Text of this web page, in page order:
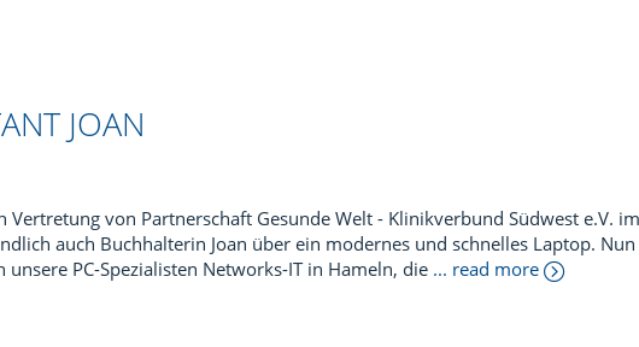
JOAN
von Partnerschaft Gesunde Welt - Klinikverbund Südwest e.V.
auch Buchhalterin Joan über ein modernes und schnelles Laptop.
PC-Spezialisten Networks-IT in Hameln, die ... read more